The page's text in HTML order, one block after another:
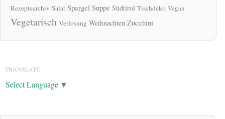
Rezeptearchiv Salat Spargel Suppe Südtirol Tischdeko Vegan
Vegetarisch Verlosung Weihnachten Zucchini
TRANSLATE
Select Language ▼